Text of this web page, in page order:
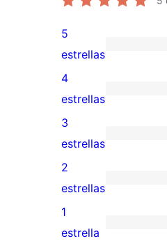
1
valoración
de
5
estrellas
5
estrellas
0
valoraciones
de
4
estrellas
4
estrellas
0
valoraciones
de
3
estrellas
3
estrellas
0
valoraciones
de
2
estrellas
0
1
estrella